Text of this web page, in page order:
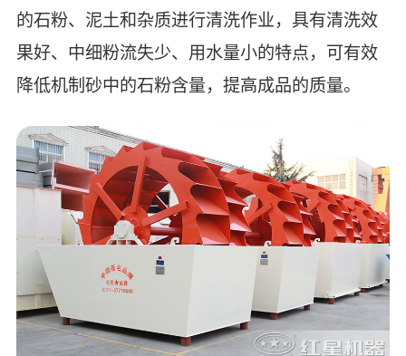
的石粉、泥土和杂质进行清洗作业，具有清洗效
果好、中细粉流失少、用水量小的特点，可有效
降低机制砂中的石粉含量，提高成品的质量。